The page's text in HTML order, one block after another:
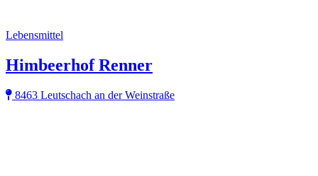
Lebensmittel
Himbeerhof Renner
8463 Leutschach an der Weinstraße